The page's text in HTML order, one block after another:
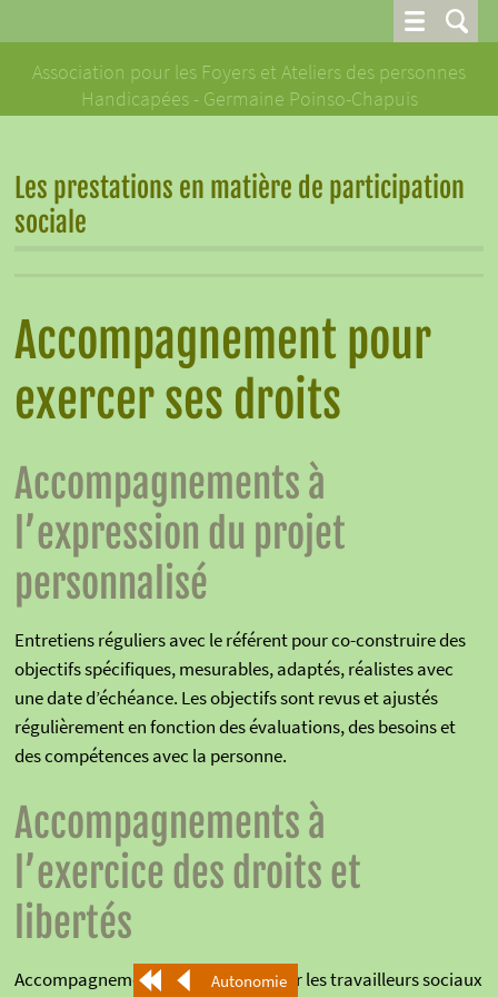
Association pour les Foyers et Ateliers des personnes
Handicapées - Germaine Poinso-Chapuis
Les prestations en matière de participation
sociale
Accompagnement pour
exercer ses droits
Accompagnements à
l’expression du projet
personnalisé
Entretiens réguliers avec le référent pour co-construire des
objectifs spécifiques, mesurables, adaptés, réalistes avec
une date d’échéance. Les objectifs sont revus et ajustés
régulièrement en fonction des évaluations, des besoins et
des compétences avec la personne.
Accompagnements à
l’exercice des droits et
libertés
Accompagnements mis en œuvre par les travailleurs sociaux
Autonomie